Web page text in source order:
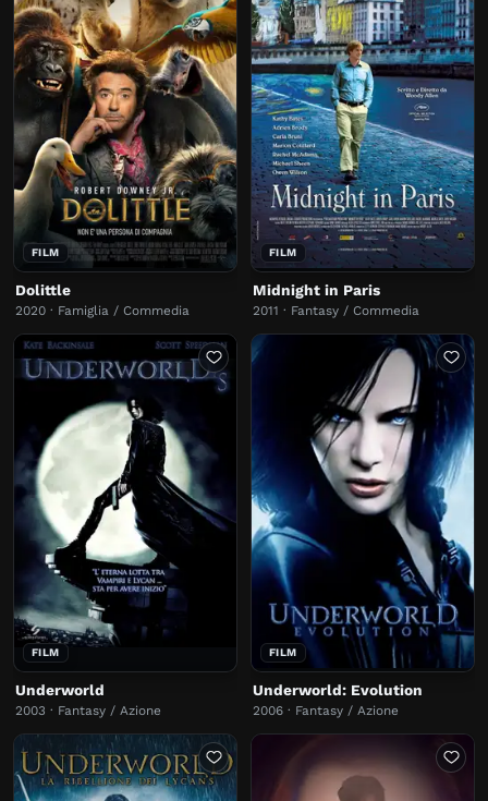
FILM
Dolittle
2020 · Famiglia / Commedia
FILM
Midnight in Paris
2011 · Fantasy / Commedia
FILM
Underworld
2003 · Fantasy / Azione
FILM
Underworld: Evolution
2006 · Fantasy / Azione